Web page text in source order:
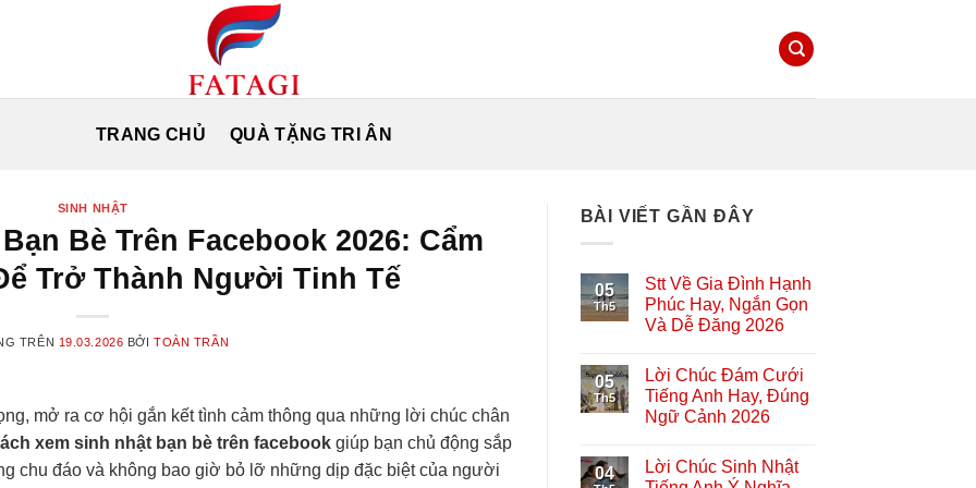
TRANG CHỦ QUÀ TẶNG TRI ÂN
SINH NHẬT
Bè Trên Facebook 2026: Cẩm
Trở Thành Người Tinh Tế
TRÊN 19.03.2026 BỞITOÀN TRẦN
mở ra cơ hội gắn kết tình cảm thông qua những lời chúc chân
xem sinh nhật bạn bè trên facebook giúp bạn chủ động sắp
chu đáo và không bao giờ bỏ lỡ những dịp đặc biệt của người
BÀI VIẾT GẦN ĐÂY
05
Th5
Stt Về Gia Đình Hạnh
Phúc Hay, Ngắn Gọn
Và Dễ Đăng 2026
05
Th5
Lời Chúc Đám Cưới
Tiếng Anh Hay, Đúng
Ngữ Cảnh 2026
04
Lời Chúc Sinh Nhật